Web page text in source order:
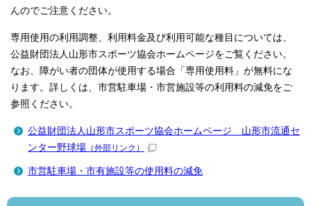
んのでご注意ください。
専用使用の利用調整、利用料金及び利用可能な種目については、
公益財団法人山形市スポーツ協会ホームページをご覧ください。
なお、障がい者の団体が使用する場合「専用使用料」が無料にな
ります。詳しくは、市営駐車場・市営施設等の利用料の減免をご
参照ください。
公益財団法人山形市スポーツ協会ホームページ 山形市流通セ
ンター野球場 （外部リンク）
市営駐車場・市有施設等の使用料の減免